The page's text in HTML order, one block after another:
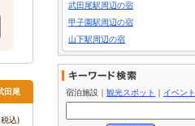
田尾
込)
武田尾駅周辺の宿
甲子園駅周辺の宿
山下駅周辺の宿
宿泊施設 ｜ 観光スポット ｜ イベント